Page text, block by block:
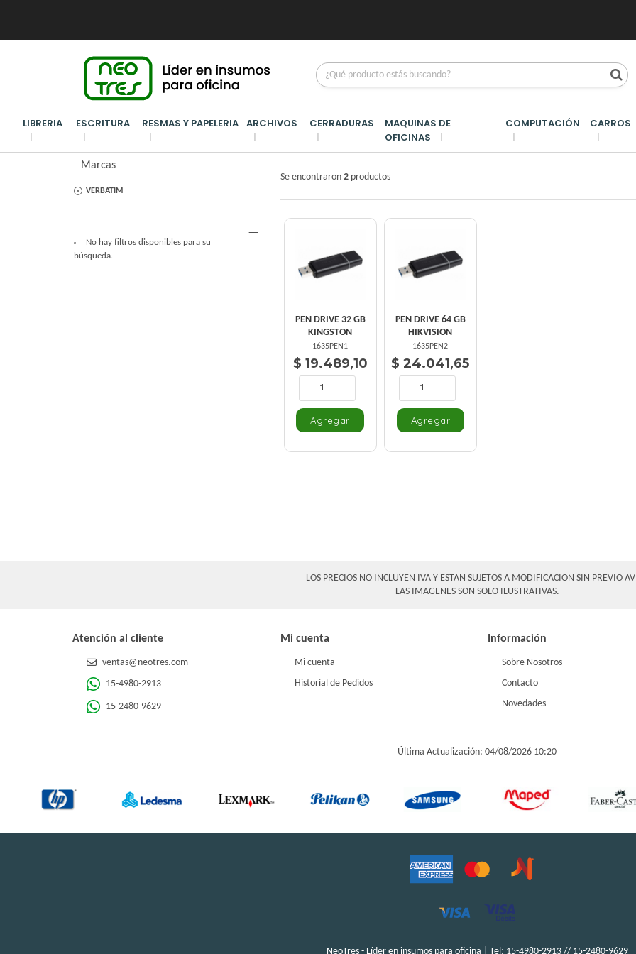
LIBRERIA ESCRITURA RESMAS Y PAPELERIA ARCHIVOS CERRADURAS
MAQUINAS DE
OFICINAS
COMPUTACIÓN CARROS
Marcas
VERBATIM
No hay filtros disponibles para su
búsqueda.
VERBATIM/
Se encontraron 2 productos
PEN DRIVE 32 GB
KINGSTON
1635PEN1
$ 19.489,10
PEN DRIVE 64 GB
HIKVISION
1635PEN2
$ 24.041,65
LOS PRECIOS NO INCLUYEN IVA Y ESTAN SUJETOS A MODIFICACION SIN PREVIO
LAS IMAGENES SON SOLO ILUSTRATIVAS.
Atención al cliente
ventas@neotres.com
15-4980-2913
15-2480-9629
Mi cuenta
Mi cuenta
Historial de Pedidos
Información
Sobre Nosotros
Contacto
Novedades
Última Actualización: 04/08/2026 10:20
NeoTres - Líder en insumos para oficina | Tel: 15-4980-2913 // 15-2480-9629